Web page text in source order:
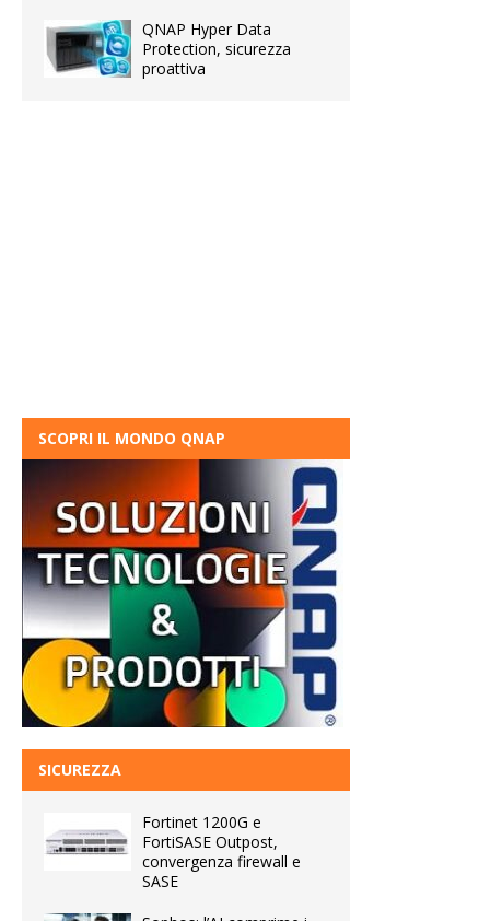
QNAP Hyper Data
Protection, sicurezza
proattiva
SCOPRI IL MONDO QNAP
SICUREZZA
Fortinet 1200G e
FortiSASE Outpost,
convergenza firewall e
SASE